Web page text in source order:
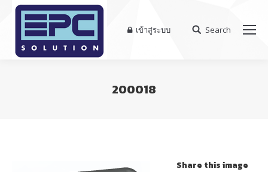
เข้าสู่ระบบ Search:
Search
200018
Share this image